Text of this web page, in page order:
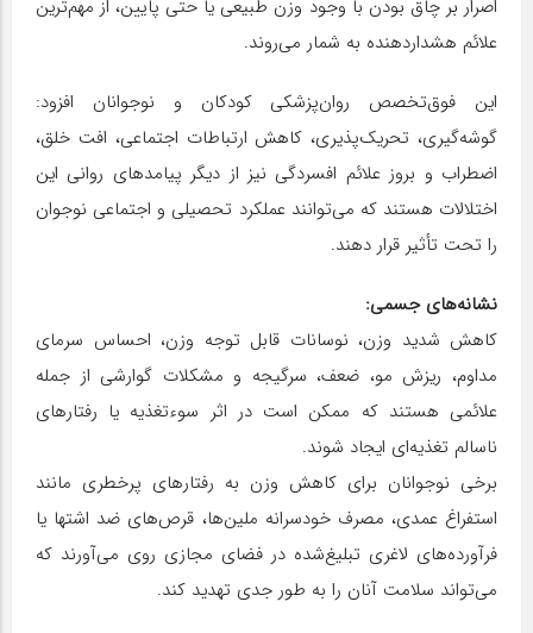
اصرار بر چاق بودن با وجود وزن طبیعی یا حتی پایین، از مهم‌ترین
علائم هشداردهنده به شمار می‌روند.
این فوق‌تخصص روان‌پزشکی کودکان و نوجوانان افزود:
گوشه‌گیری، تحریک‌پذیری، کاهش ارتباطات اجتماعی، افت خلق،
اضطراب و بروز علائم افسردگی نیز از دیگر پیامدهای روانی این
اختلالات هستند که می‌توانند عملکرد تحصیلی و اجتماعی نوجوان
را تحت تأثیر قرار دهند.
نشانه‌های جسمی:
کاهش شدید وزن، نوسانات قابل توجه وزن، احساس سرمای
مداوم، ریزش مو، ضعف، سرگیجه و مشکلات گوارشی از جمله
علائمی هستند که ممکن است در اثر سوءتغذیه یا رفتارهای
ناسالم تغذیه‌ای ایجاد شوند.
برخی نوجوانان برای کاهش وزن به رفتارهای پرخطری مانند
استفراغ عمدی، مصرف خودسرانه ملین‌ها، قرص‌های ضد اشتها یا
فرآورده‌های لاغری تبلیغ‌شده در فضای مجازی روی می‌آورند که
می‌تواند سلامت آنان را به طور جدی تهدید کند.